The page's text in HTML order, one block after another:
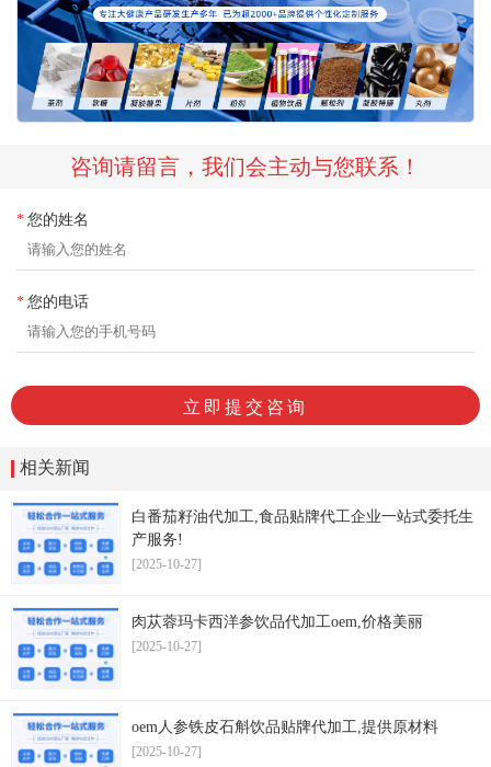
咨询请留言，我们会主动与您联系！
* 您的姓名
* 您的电话
相关新闻
白番茄籽油代加工,食品贴牌代工企业一站式委托生
产服务!
[2025-10-27]
肉苁蓉玛卡西洋参饮品代加工oem,价格美丽
[2025-10-27]
oem人参铁皮石斛饮品贴牌代加工,提供原材料
[2025-10-27]